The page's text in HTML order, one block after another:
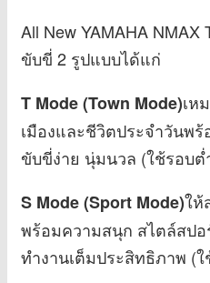
All New YAMAHA NMAX
ขับขี่ 2 รูปแบบได้แก่
T Mode (Town Mode)เห
เมืองและชีวิตประจำวันพ
ขับขี่ง่าย นุ่มนวล (ใช้รอบต่
S Mode (Sport Mode)ให้
พร้อมความสนุก สไตล์สปอ
ทำงานเต็มประสิทธิภาพ (ใ